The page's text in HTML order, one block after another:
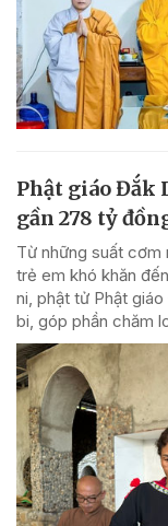
Phật giáo Đắk
gần 278 tỷ
Từ những suất cơm
trẻ em khó khăn
ni, phật tử Phật
bi, góp phần chăm